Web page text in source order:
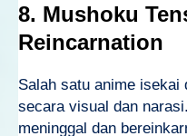
8. Mushoku
Reincarnation
Salah satu anime isekai
secara visual dan
meninggal dan